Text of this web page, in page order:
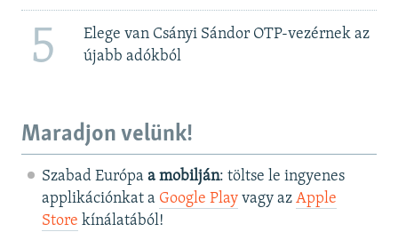
5
Elege van Csányi Sándor OTP-vezérnek az
újabb adókból
Maradjon velünk!
Szabad Európa a mobilján: töltse le ingyenes
applikációnkat a Google Playvagy az Apple
Store kínálatából!